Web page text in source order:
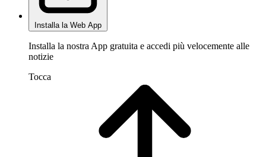
Installa la Web App
Installa la nostra App gratuita e accedi più velocemente alle
notizie
Tocca